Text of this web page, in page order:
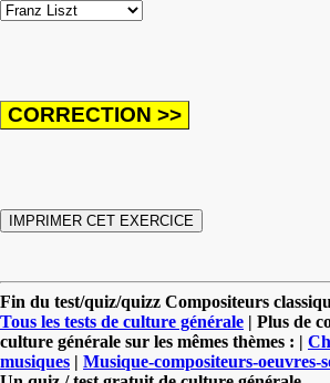
Fin du test/quiz/quizz Compositeurs
Tous les tests de culture générale | Plus de
culture générale sur les mêmes thèmes : |
musiques | Musique-compositeurs-oeuvres-